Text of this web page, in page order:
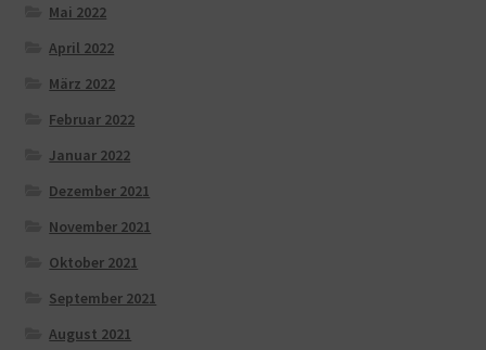
Mai 2022
April 2022
März 2022
Februar 2022
Januar 2022
Dezember 2021
November 2021
Oktober 2021
September 2021
August 2021